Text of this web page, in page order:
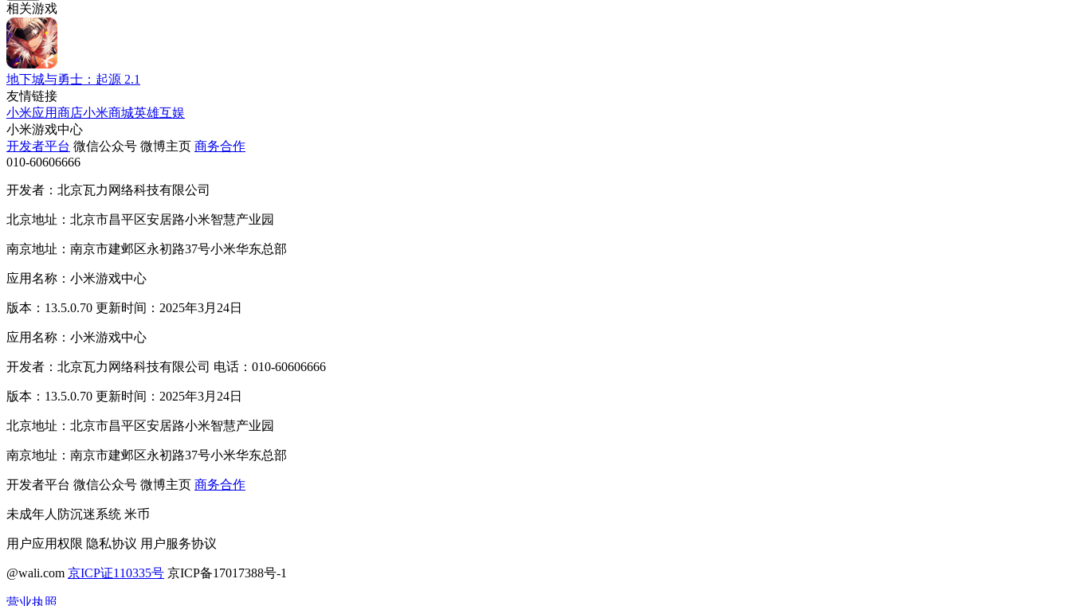
相关游戏
地下城与勇士：起源 2.1
友情链接
小米应用商店小米商城英雄互娱
小米游戏中心
开发者平台 微信公众号 微博主页 商务合作
010-60606666
开发者：北京瓦力网络科技有限公司
北京地址：北京市昌平区安居路小米智慧产业园
南京地址：南京市建邺区永初路37号小米华东总部
应用名称：小米游戏中心
版本：13.5.0.70 更新时间：2025年3月24日
应用名称：小米游戏中心
开发者：北京瓦力网络科技有限公司 电话：010-60606666
版本：13.5.0.70 更新时间：2025年3月24日
北京地址：北京市昌平区安居路小米智慧产业园
南京地址：南京市建邺区永初路37号小米华东总部
开发者平台 微信公众号 微博主页 商务合作
未成年人防沉迷系统 米币
用户应用权限 隐私协议 用户服务协议
@wali.com 京ICP证110335号 京ICP备17017388号-1
营业执照